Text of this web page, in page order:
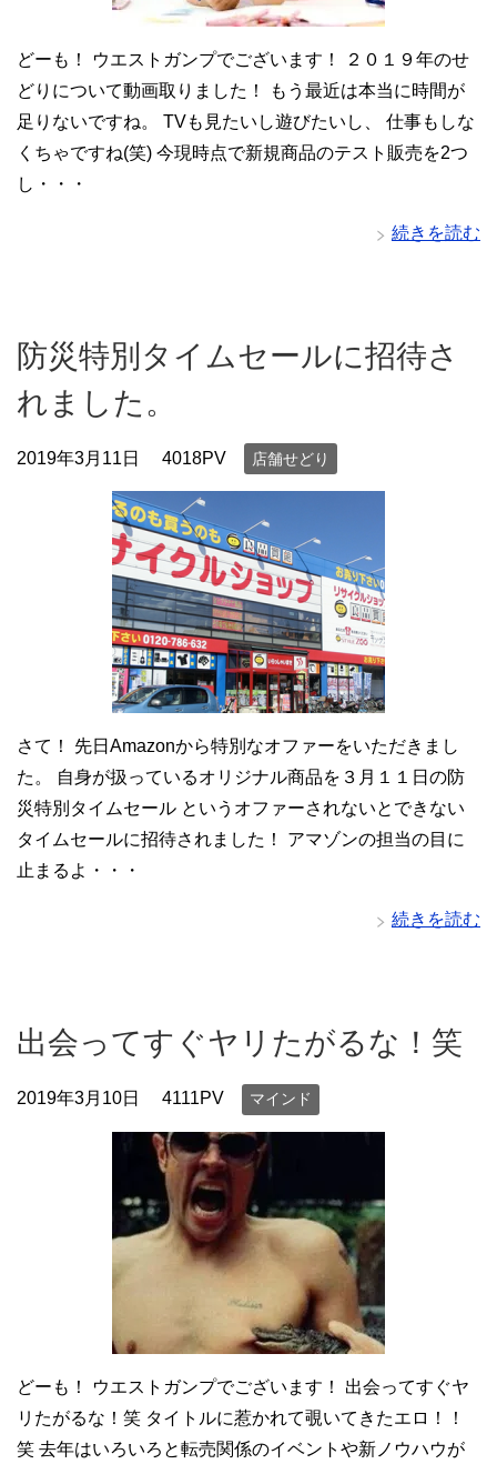
どーも！ ウエストガンプでございます！ ２０１９年のせ
どりについて動画取りました！ もう最近は本当に時間が
足りないですね。 TVも見たいし遊びたいし、 仕事もしな
くちゃですね(笑) 今現時点で新規商品のテスト販売を2つ
し・・・
続きを読む
防災特別タイムセールに招待さ
れました。
2019年3月11日 4018PV 店舗せどり
さて！ 先日Amazonから特別なオファーをいただきまし
た。 自身が扱っているオリジナル商品を３月１１日の防
災特別タイムセール というオファーされないとできない
タイムセールに招待されました！ アマゾンの担当の目に
止まるよ・・・
続きを読む
出会ってすぐヤリたがるな！笑
2019年3月10日 4111PV マインド
どーも！ ウエストガンプでございます！ 出会ってすぐヤ
リたがるな！笑 タイトルに惹かれて覗いてきたエロ！！
笑 去年はいろいろと転売関係のイベントや新ノウハウが